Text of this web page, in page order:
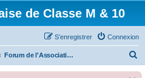
de Classe M & 10
Connexion
S’enregistrer
Forum de l'Association Française de Classe M